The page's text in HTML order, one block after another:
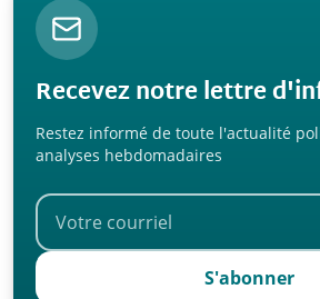
Recevez notre lettre
Restez informé de toute l'actualité
analyses hebdomadaires
S'abonner